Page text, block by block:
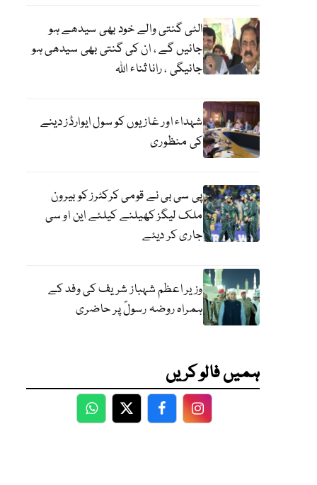
الٹی گنتی والے خود بھی سیدھے ہو
جائیں گے ، ان کی گنتی بھی سیدھی ہو
جائیگی ، رانا ثناء اللہ
شہداء اور غازیوں کو سول ایوارڈز دینے
کی منظوری
پی سی بی نے قومی کرکٹرز کو بیرون
ملک لیگز کھیلنے کیلئے این او سی
جاری کر دیئے
وزیر اعظم شہباز شریف کی وفد کے
ہمراہ روضہ رسولؐ پر حاضری
ہمیں فالو کریں
WhatsApp
TwitterFacebookFacebook